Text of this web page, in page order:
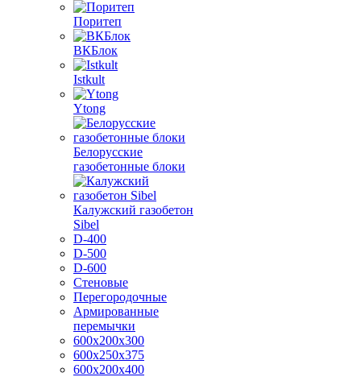
Поритеп
ВКБлок
Istkult
Ytong
Белорусские
газобетонные блоки
Калужский газобетон
Sibel
D-400
D-500
D-600
Стеновые
Перегородочные
Армированные
перемычки
600х200х300
600х250х375
600х200х400